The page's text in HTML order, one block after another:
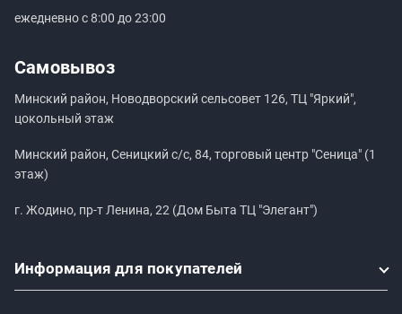
ежедневно с 8:00 до 23:00
Самовывоз
Минский район, Новодворский сельсовет 126, ТЦ "Яркий",
цокольный этаж
Минский район, Сеницкий с/с, 84, торговый центр "Сеница" (1
этаж)
г. Жодино, пр-т Ленина, 22 (Дом Быта ТЦ "Элегант")
Информация для покупателей